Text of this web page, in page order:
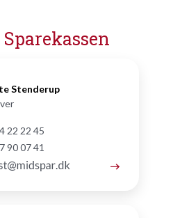
Stenderup
22 22 45
90 07 41